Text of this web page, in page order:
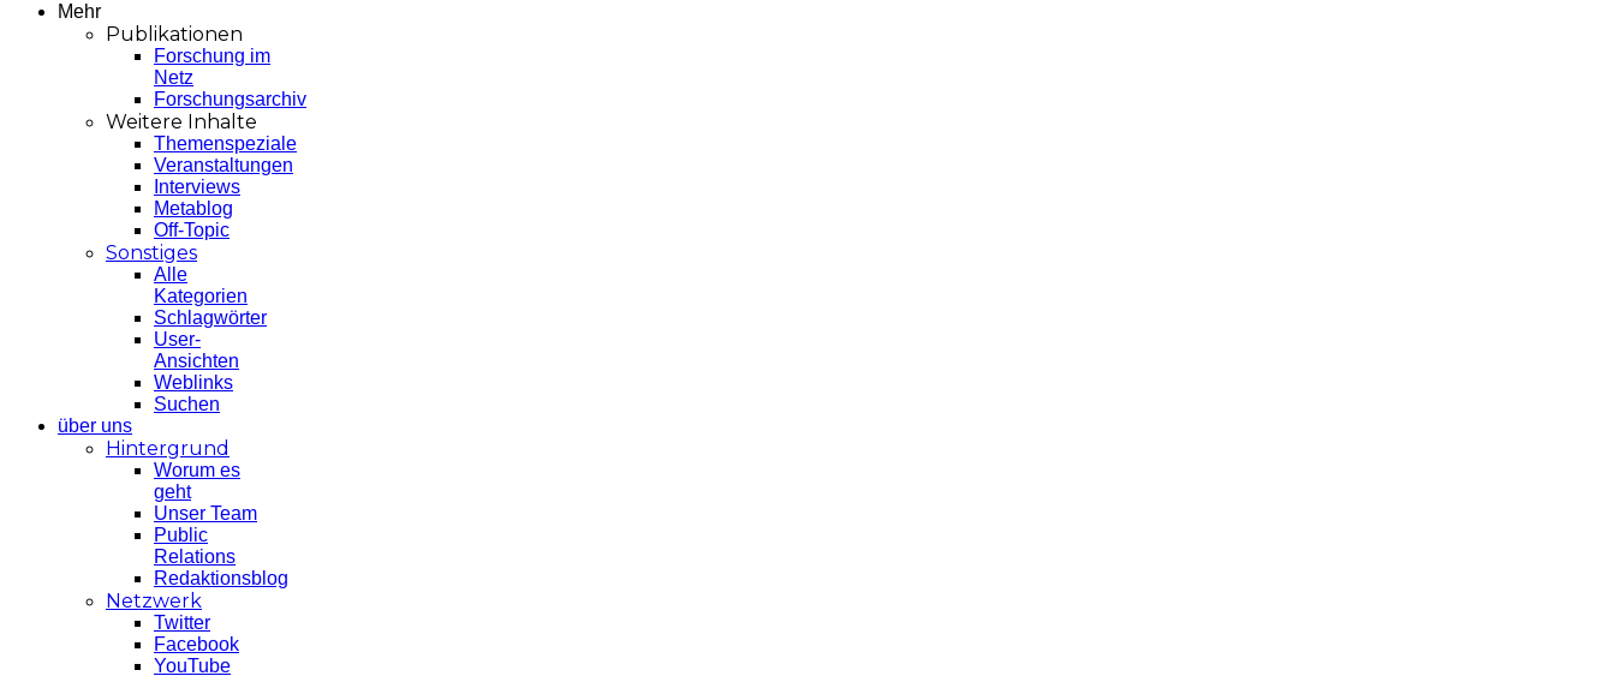
Mehr
Publikationen
Forschung im
Netz
Forschungsarchiv
Weitere Inhalte
Themenspeziale
Veranstaltungen
Interviews
Metablog
Off-Topic
Sonstiges
Alle
Kategorien
Schlagwörter
User-
Ansichten
Weblinks
Suchen
über uns
Hintergrund
Worum es
geht
Unser Team
Public
Relations
Redaktionsblog
Netzwerk
Twitter
Facebook
YouTube